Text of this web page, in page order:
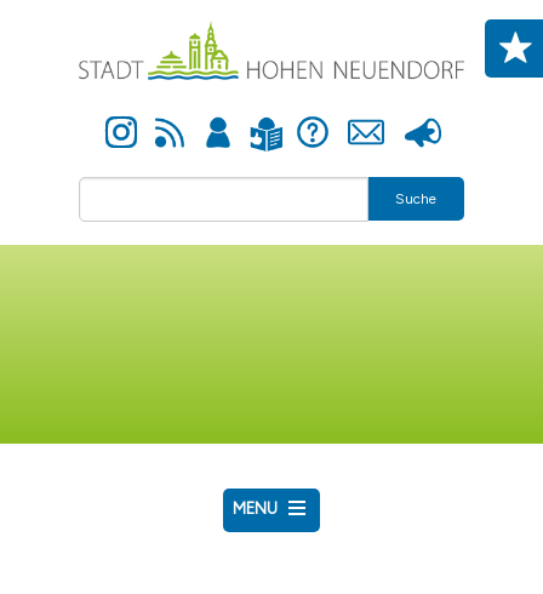
Instagram Newsfeed Anmelden Leichte Sprache Hilfe Kontakt Presse
Suche
MENU